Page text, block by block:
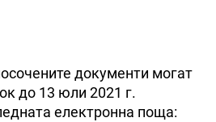
документи могат
до 13 юли 2021 г.
електронна поща: